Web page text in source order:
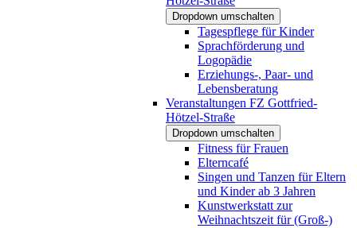
Dropdown umschalten
Tagespflege für Kinder
Sprachförderung und
Logopädie
Erziehungs-, Paar- und
Lebensberatung
Veranstaltungen FZ Gottfried-
Hötzel-Straße
Dropdown umschalten
Fitness für Frauen
Elterncafé
Singen und Tanzen für Eltern
und Kinder ab 3 Jahren
Kunstwerkstatt zur
Weihnachtszeit für (Groß-)